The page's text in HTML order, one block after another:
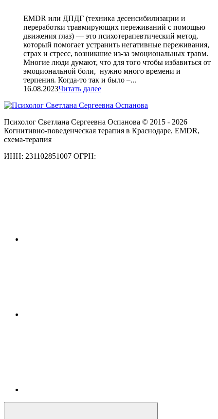
EMDR или ДПДГ (техника десенсибилизации и
переработки травмирующих переживаний с помощью
движения глаз) — это психотерапевтический метод,
который помогает устранить негативные переживания,
страх и стресс, возникшие из-за эмоциональных травм.
Многие люди думают, что для того чтобы избавиться от
эмоциональной боли, нужно много времени и
терпения. Когда-то так и было –...
16.08.2023Читать далее
Психолог Светлана Сергеевна Оспанова © 2015 - 2026
Когнитивно-поведенческая терапия в Краснодаре, EMDR,
схема-терапия
ИНН: 231102851007 ОГРН: